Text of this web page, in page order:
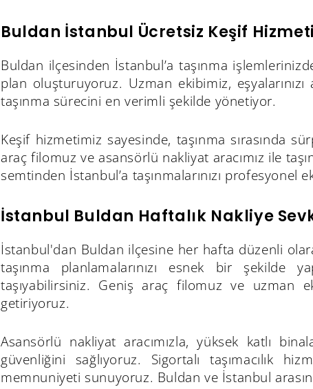
Buldan İstanbul Ücretsiz Keşif Hizmeti
Buldan ilçesinden İstanbul’a taşınma
plan oluşturuyoruz. Uzman ekibimiz,
taşınma sürecini en verimli şekilde yönetiyor.
Keşif hizmetimiz sayesinde, taşınma sırasında
araç filomuz ve asansörlü nakliyat aracımız ile
semtinden İstanbul’a taşınmalarınızı
İstanbul Buldan Haftalık Nakliye
İstanbul'dan Buldan ilçesine her hafta düzenli
taşınma planlamalarınızı esnek bir şekilde
taşıyabilirsiniz. Geniş araç filomuz ve uzman
getiriyoruz.
Asansörlü nakliyat aracımızla, yüksek katlı
güvenliğini sağlıyoruz. Sigortalı taşımacılık
memnuniyeti sunuyoruz. Buldan ve İstanbul